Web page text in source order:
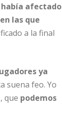
había afectado
en las que
a la final
ya
suena feo. Yo
que podemos